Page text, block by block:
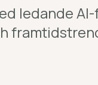
ledande